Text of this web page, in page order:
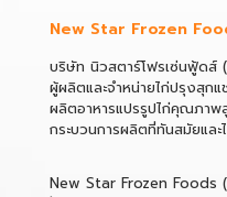
New Star Frozen
บริษัท นิวสตาร์โฟรเซ่นฟู้ดส์
ผู้ผลิตและจำหน่ายไก่ปรุงสุกแ
ผลิตอาหารแปรรูปไก่คุณภา
กระบวนการผลิตที่ทันสมัยและ
New Star Frozen Foods